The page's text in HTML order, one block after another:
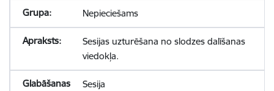
Nepieciešams
Sesijas uzturēšana no slodzes dalīšanas
viedokļa.
Sesija